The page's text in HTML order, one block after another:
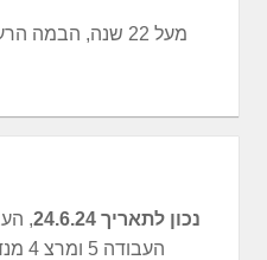
מעל 22 שנה, הבמה
נכון לתאריך 24.6.24
(N12), העבודה 5 ומרצ 4 מנדטים (מעריב)